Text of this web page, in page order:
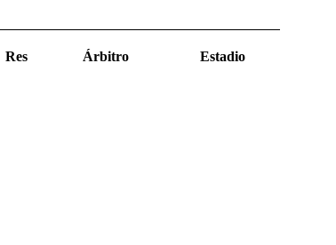
Res Árbitro Estadio